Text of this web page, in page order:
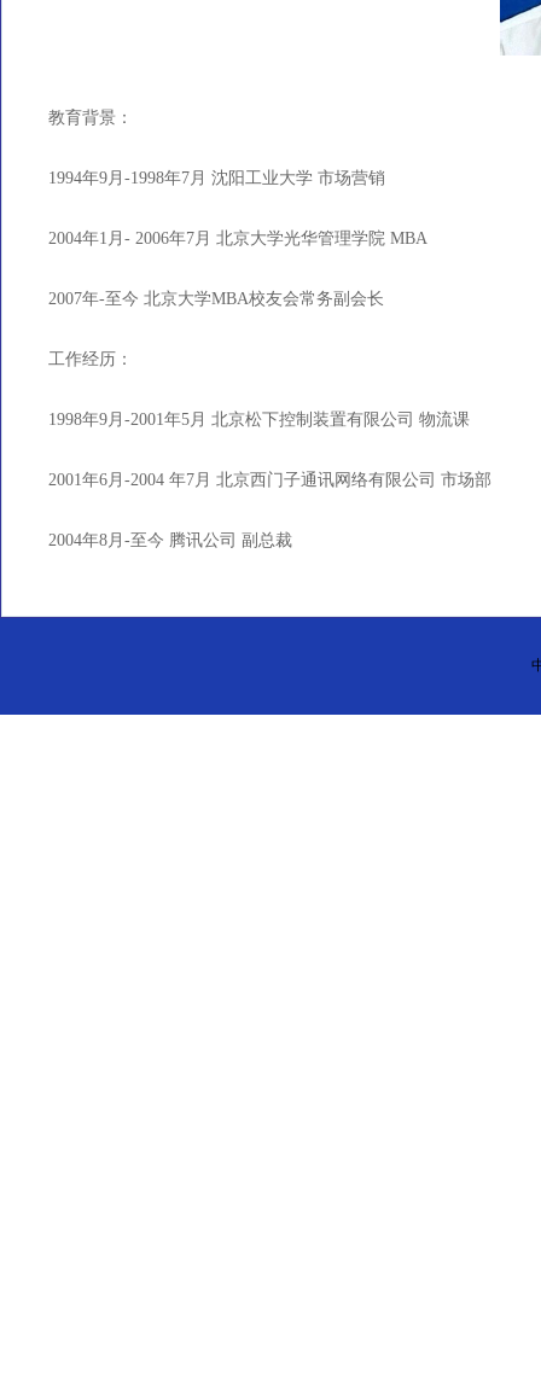
教育背景：
1994年9月-1998年7月 沈阳工业大学 市场营销
2004年1月- 2006年7月 北京大学光华管理学院 MBA
2007年-至今 北京大学MBA校友会常务副会长
工作经历：
1998年9月-2001年5月 北京松下控制装置有限公司 物流课
2001年6月-2004 年7月 北京西门子通讯网络有限公司 市场部
2004年8月-至今 腾讯公司 副总裁